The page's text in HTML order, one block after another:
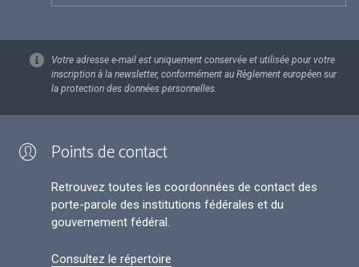
Votre adresse e-mail est uniquement conservée et utilisée pour votre
inscription à la newsletter, conformément au Règlement européen sur
la protection des données personnelles.
Points de contact
Retrouvez toutes les coordonnées de contact des
porte-parole des institutions fédérales et du
gouvernement fédéral.
Consultez le répertoire